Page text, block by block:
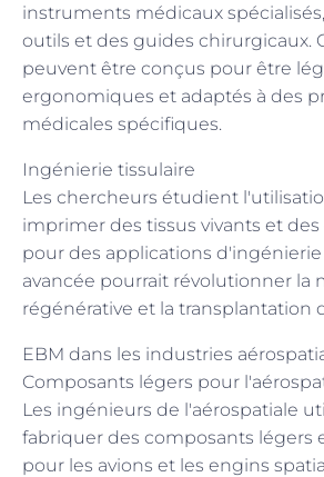
instruments médicaux
outils et des guides chirurgicaux.
peuvent être conçus pour être
ergonomiques et adaptés à des
médicales spécifiques.
Ingénierie tissulaire
Les chercheurs étudient
imprimer des tissus vivants et
pour des applications d'ingénierie
avancée pourrait révolutionner la
régénérative et la transplantation
EBM dans les industries
Composants légers pour
Les ingénieurs de l'aérospatiale
fabriquer des composants légers
pour les avions et les engins